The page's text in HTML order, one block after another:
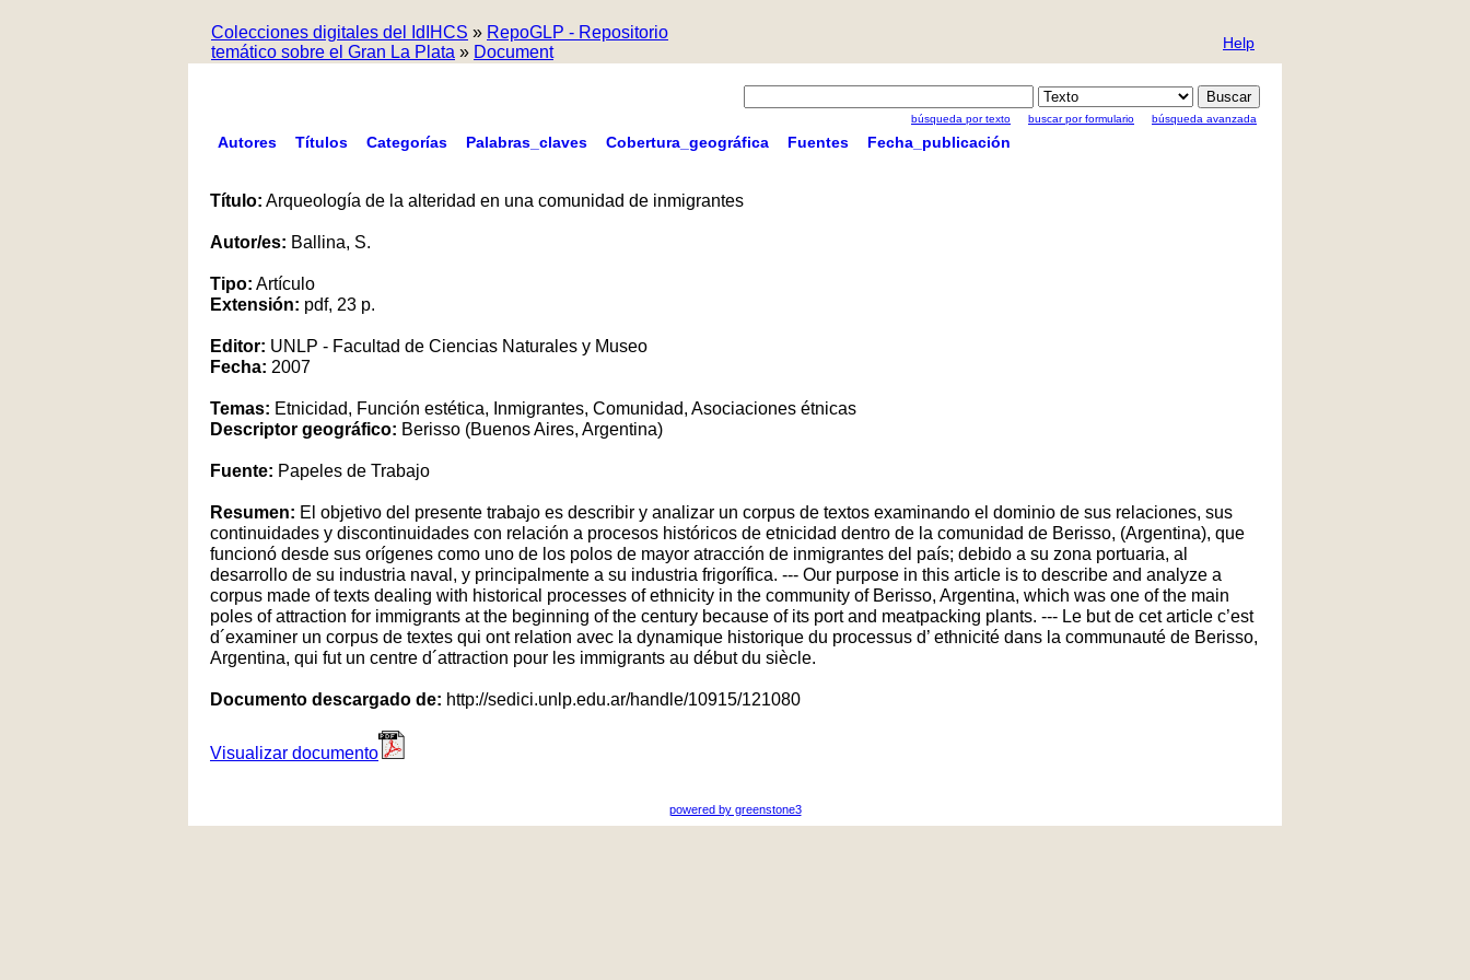
Colecciones digitales del IdIHCS » RepoGLP - Repositorio
temático sobre el Gran La Plata » Document Help
búsqueda por texto buscar por formulario búsqueda avanzada
Autores Títulos Categorías Palabras_claves Cobertura_geográfica Fuentes Fecha_publicación
Título: Arqueología de la alteridad en una comunidad de inmigrantes
Autor/es: Ballina, S.
Tipo: Artículo
Extensión: pdf, 23 p.
Editor: UNLP - Facultad de Ciencias Naturales y Museo
Fecha: 2007
Temas: Etnicidad, Función estética, Inmigrantes, Comunidad, Asociaciones étnicas
Descriptor geográfico: Berisso (Buenos Aires, Argentina)
Fuente: Papeles de Trabajo
Resumen: El objetivo del presente trabajo es describir y analizar un corpus de textos examinando el dominio de sus relaciones, sus
continuidades y discontinuidades con relación a procesos históricos de etnicidad dentro de la comunidad de Berisso, (Argentina), que
funcionó desde sus orígenes como uno de los polos de mayor atracción de inmigrantes del país; debido a su zona portuaria, al
desarrollo de su industria naval, y principalmente a su industria frigorífica. --- Our purpose in this article is to describe and analyze a
corpus made of texts dealing with historical processes of ethnicity in the community of Berisso, Argentina, which was one of the main
poles of attraction for immigrants at the beginning of the century because of its port and meatpacking plants. --- Le but de cet article c’est
d´examiner un corpus de textes qui ont relation avec la dynamique historique du processus d’ ethnicité dans la communauté de Berisso,
Argentina, qui fut un centre d´attraction pour les immigrants au début du siècle.
Documento descargado de: http://sedici.unlp.edu.ar/handle/10915/121080
Visualizar documento
powered by greenstone3